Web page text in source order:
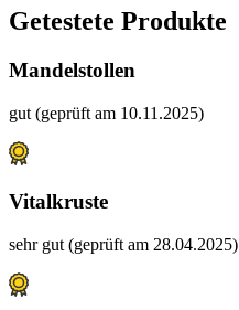
Getestete Produkte
Mandelstollen
gut (geprüft am 10.11.2025)
Vitalkruste
sehr gut (geprüft am 28.04.2025)